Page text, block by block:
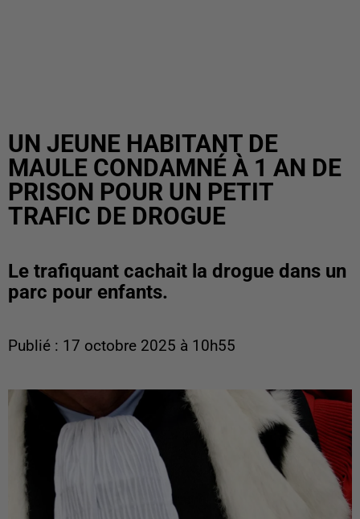
UN JEUNE HABITANT DE
MAULE CONDAMNÉ À 1 AN DE
PRISON POUR UN PETIT
TRAFIC DE DROGUE
Le trafiquant cachait la drogue dans un
parc pour enfants.
Publié : 17 octobre 2025 à 10h55